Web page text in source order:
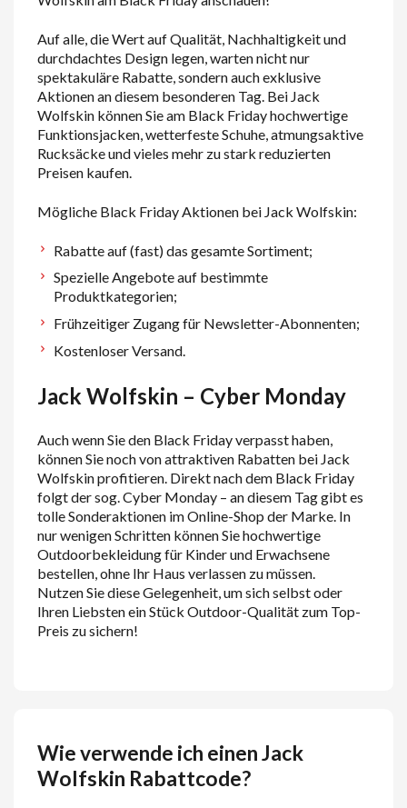
Auf alle, die Wert auf Qualität, Nachhaltigkeit und
durchdachtes Design legen, warten nicht nur
spektakuläre Rabatte, sondern auch exklusive
Aktionen an diesem besonderen Tag. Bei Jack
Wolfskin können Sie am Black Friday hochwertige
Funktionsjacken, wetterfeste Schuhe, atmungsaktive
Rucksäcke und vieles mehr zu stark reduzierten
Preisen kaufen.
Mögliche Black Friday Aktionen bei Jack Wolfskin:
Rabatte auf (fast) das gesamte Sortiment;
Spezielle Angebote auf bestimmte
Produktkategorien;
Frühzeitiger Zugang für Newsletter-Abonnenten;
Kostenloser Versand.
Jack Wolfskin – Cyber Monday
Auch wenn Sie den Black Friday verpasst haben,
können Sie noch von attraktiven Rabatten bei Jack
Wolfskin profitieren. Direkt nach dem Black Friday
folgt der sog. Cyber Monday – an diesem Tag gibt es
tolle Sonderaktionen im Online-Shop der Marke. In
nur wenigen Schritten können Sie hochwertige
Outdoorbekleidung für Kinder und Erwachsene
bestellen, ohne Ihr Haus verlassen zu müssen.
Nutzen Sie diese Gelegenheit, um sich selbst oder
Ihren Liebsten ein Stück Outdoor-Qualität zum Top-
Preis zu sichern!
Wie verwende ich einen Jack
Wolfskin Rabattcode?